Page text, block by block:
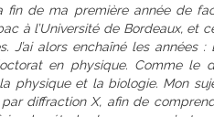
de ma première année de
à l’Université de Bordeaux, et
J’ai alors enchaîné les années
en physique. Comme le
physique et la biologie. Mon
diffraction X, afin de